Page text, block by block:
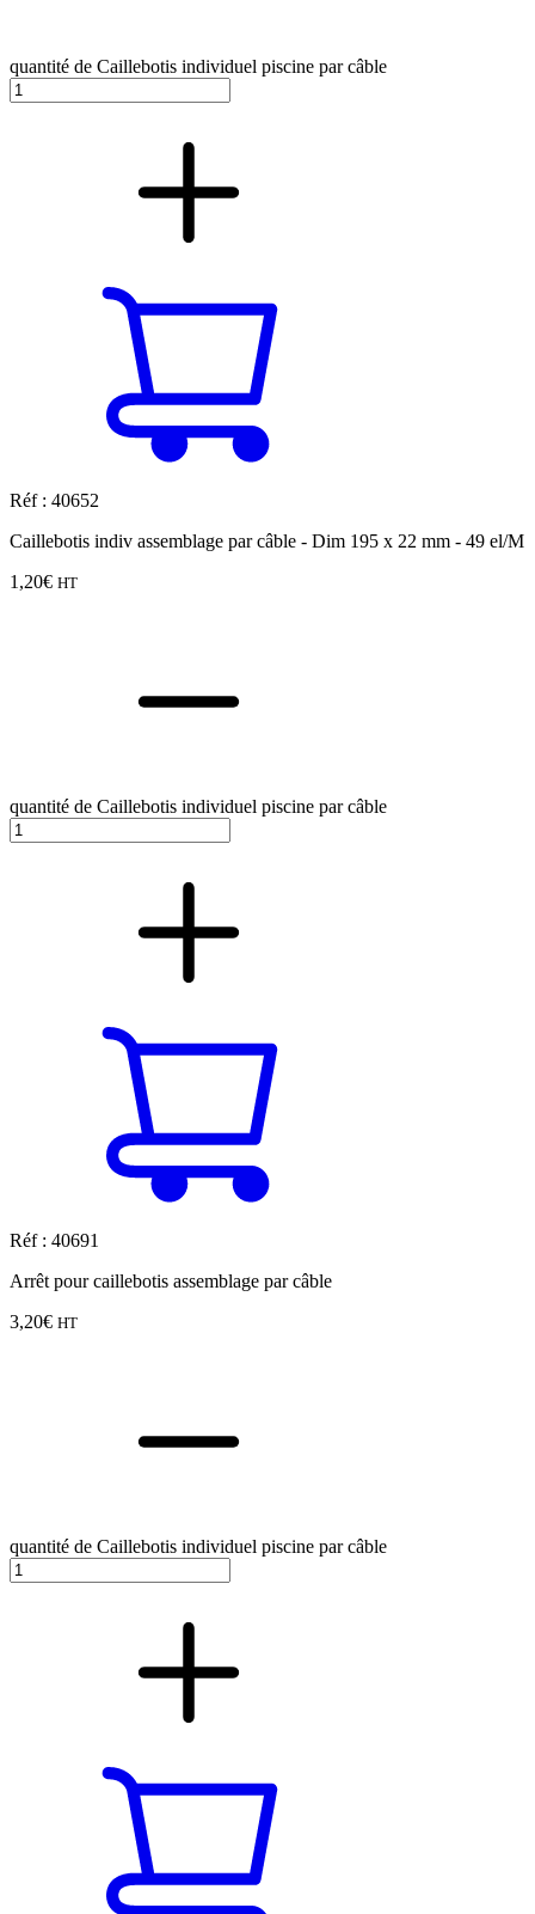
quantité de Caillebotis individuel piscine par câble
Réf : 40652
Caillebotis indiv assemblage par câble - Dim 195 x 22 mm - 49 el/M
1,20€ HT
quantité de Caillebotis individuel piscine par câble
Réf : 40691
Arrêt pour caillebotis assemblage par câble
3,20€ HT
quantité de Caillebotis individuel piscine par câble